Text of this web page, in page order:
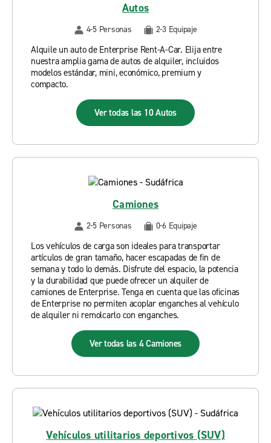
Autos
4-5 Personas 2-3 Equipaje
Alquile un auto de Enterprise Rent-A-Car. Elija entre
nuestra amplia gama de autos de alquiler, incluidos
modelos estándar, mini, económico, premium y
compacto.
Ver todas las 10 Autos
Camiones
2-5 Personas 0-6 Equipaje
Los vehículos de carga son ideales para transportar
artículos de gran tamaño, hacer escapadas de fin de
semana y todo lo demás. Disfrute del espacio, la potencia
y la durabilidad que puede ofrecer un alquiler de
camiones de Enterprise. Tenga en cuenta que las oficinas
de Enterprise no permiten acoplar enganches al vehículo
de alquiler ni remolcarlo con enganches.
Ver todas las 4 Camiones
Vehículos utilitarios deportivos (SUV)